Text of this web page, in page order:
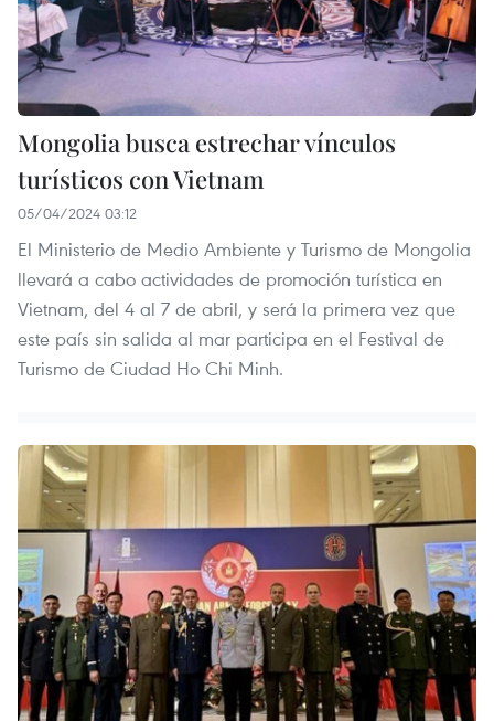
Mongolia busca estrechar vínculos
turísticos con Vietnam
05/04/2024 03:12
El Ministerio de Medio Ambiente y Turismo de Mongolia
llevará a cabo actividades de promoción turística en
Vietnam, del 4 al 7 de abril, y será la primera vez que
este país sin salida al mar participa en el Festival de
Turismo de Ciudad Ho Chi Minh.